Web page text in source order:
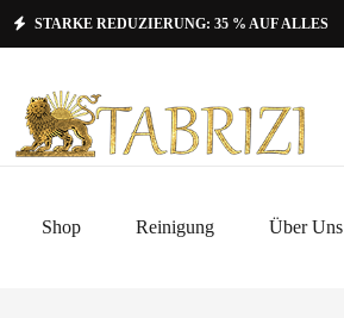
STARKE REDUZIERUNG: 35 % AUF ALLES
Shop Reinigung Über Uns